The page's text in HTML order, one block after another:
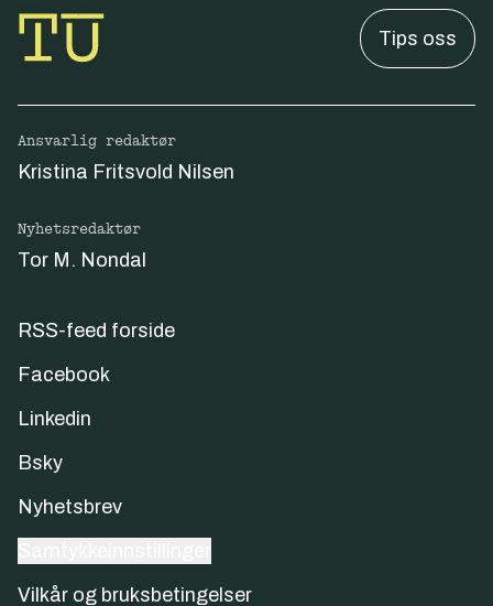
Tips oss
Ansvarlig redaktør
Kristina Fritsvold Nilsen
Nyhetsredaktør
Tor M. Nondal
RSS-feed forside
Facebook
Linkedin
Bsky
Nyhetsbrev
Vilkår og bruksbetingelser